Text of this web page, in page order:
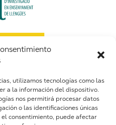
utilizamos tecnologías como las
a la información del dispositivo.
nos permitirá procesar datos
o las identificaciones únicas
consentimiento, puede afectar